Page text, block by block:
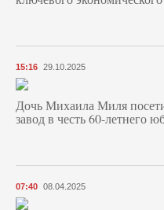
15:16 29.10.2025
Дочь Михаила Миля
завод в честь 60-летнего
07:40 08.04.2025